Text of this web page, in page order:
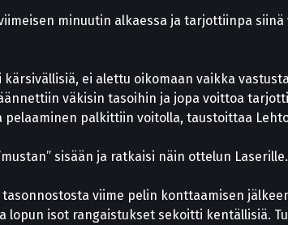
minuutin alkaessa ja tarjottiinpa
ei alettu oikomaan vaikka
väkisin tasoihin ja jopa voittoa
pelaaminen palkittiin voitolla, taustoittaa
sisään ja ratkaisi näin ottelun Laserille.
viime pelin konttaamisen
lopun isot rangaistukset sekoitti kentällisiä.